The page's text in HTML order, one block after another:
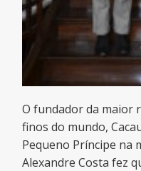
O fundador da maior
finos do mundo,
Pequeno Príncipe na
Alexandre Costa fez